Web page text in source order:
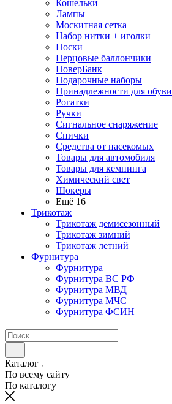
Кошельки
Лампы
Москитная сетка
Набор нитки + иголки
Носки
Перцовые баллончики
ПоверБанк
Подарочные наборы
Принадлежности для обуви
Рогатки
Ручки
Сигнальное снаряжение
Спички
Средства от насекомых
Товары для автомобиля
Товары для кемпинга
Химический свет
Шокеры
Ещё 16
Трикотаж
Трикотаж демисезонный
Трикотаж зимний
Трикотаж летний
Фурнитура
Фурнитура
Фурнитура ВС РФ
Фурнитура МВД
Фурнитура МЧС
Фурнитура ФСИН
Каталог
По всему сайту
По каталогу